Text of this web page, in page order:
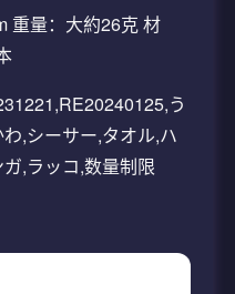
重量：大約26克 材
う
,シーサー,タオル,ハ
,ラッコ,数量制限